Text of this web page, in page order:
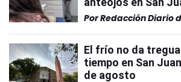
PorRedacción Diario
El frío no da
tiempo en San
de agosto